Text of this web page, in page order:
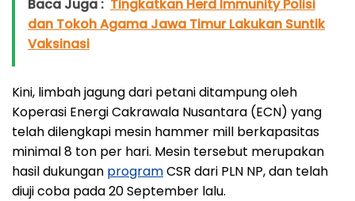
Baca Juga : Tingkatkan Herd Immunity Polisi
dan Tokoh Agama Jawa Timur Lakukan Suntik
Vaksinasi
Kini, limbah jagung dari petani ditampung oleh
Koperasi Energi Cakrawala Nusantara (ECN) yang
telah dilengkapi mesin hammer mill berkapasitas
minimal 8 ton per hari. Mesin tersebut merupakan
hasil dukungan programCSR dari PLN NP, dan telah
diuji coba pada 20 September lalu.